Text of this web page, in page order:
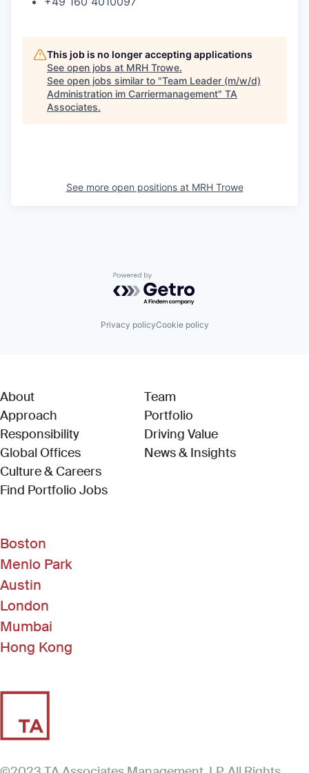
This job is no longer accepting applications
See open jobs at MRH Trowe.
See open jobs similar to "Team Leader (m/w/d)
Administration im Carriermanagement" TA
Associates.
See more open positions at MRH Trowe
Powered by Getro.com
Privacy policyCookie policy
About
Approach
Responsibility
Global Offices
Culture & Careers
Find Portfolio Jobs(Link opens in new window)
Team
Portfolio
Driving Value
News & Insights
Boston
Menlo Park
Austin
London
Mumbai
Hong Kong